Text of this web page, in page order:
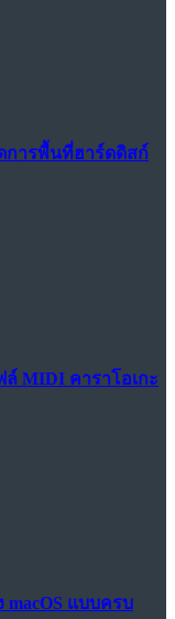
การพื้นที่ฮาร์ดดิสก์
ล์ MIDI คาราโอเกะ
แบบครบ